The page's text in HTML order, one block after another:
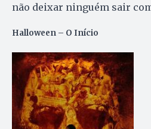
não deixar ninguém sair
Halloween – O Início